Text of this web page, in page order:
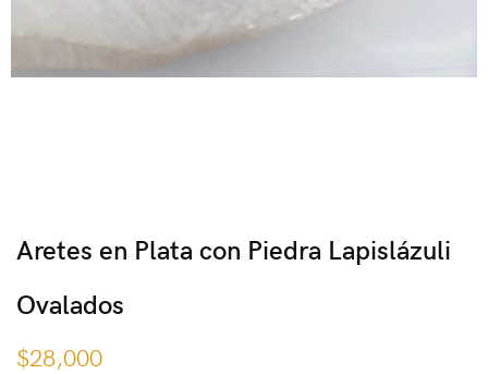
Aretes en Plata con Piedra Lapislázuli
Ovalados
$28,000